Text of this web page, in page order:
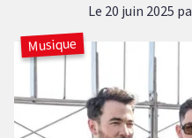
Le 20 juin 2025
Musique